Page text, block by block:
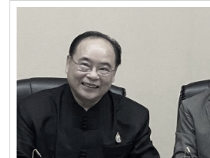
หลวง” ณ ห้องราชพฤกษ์ อาคารนิทร
ราชพฤกษ์ ตำบลแม่เหียะ อำเภอเมืองเ
เพื่อน้อมรำลึกในพระมหากรุณาธิคุณข
ชนกาธิเบศร มหาภูมิพลอดุลยเดชมหา
บิดาแห่งฝนหลวง”ด้วยคณะรัฐมนตรีไ
สิงหาคม 2545 กำหนดให้วันที่ 14 พฤ
วันพระบิดาแห่งฝนหลวง เพื่อจารึกไว้ใ
ไทยให้ประชาชนและอนุชนรุ่นหลังได้มี